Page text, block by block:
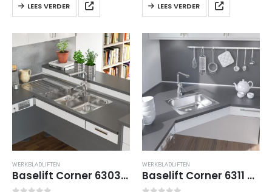
LEES VERDER LEES VERDER
WERKBLADLIFTEN
Baselift Corner 6303 – Wand gemonteerd
WERKBLADLIFTEN
Baselift Corner 6311 – Vloer gemonteerd